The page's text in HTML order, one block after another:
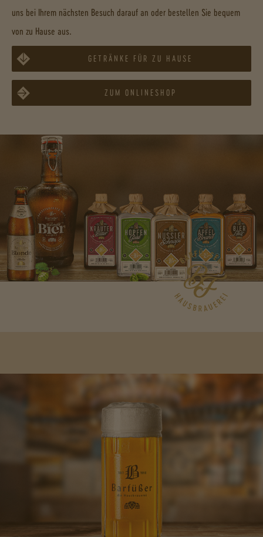
uns bei Ihrem nächsten Besuch darauf an oder bestellen Sie bequem
von zu Hause aus.
GETRÄNKE FÜR ZU HAUSE
ZUM ONLINESHOP